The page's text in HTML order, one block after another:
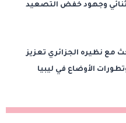
وجهود خفض التصعيد
مع نظيره الجزائري تعزيز
الأوضاع في ليبيا